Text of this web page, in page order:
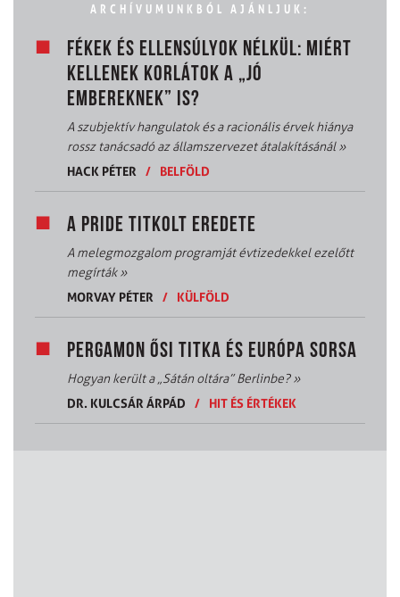
ARCHÍVUMUNKBÓL AJÁNLJUK:
FÉKEK ÉS ELLENSÚLYOK NÉLKÜL: MIÉRT
KELLENEK KORLÁTOK A „JÓ
EMBEREKNEK” IS?
A szubjektív hangulatok és a racionális érvek hiánya
rossz tanácsadó az államszervezet átalakításánál»
HACK PÉTER
/ BELFÖLD
A PRIDE TITKOLT EREDETE
A melegmozgalom programját évtizedekkel ezelőtt
megírták»
MORVAY PÉTER
/ KÜLFÖLD
PERGAMON ŐSI TITKA ÉS EURÓPA SORSA
Hogyan került a „Sátán oltára” Berlinbe?»
DR. KULCSÁR ÁRPÁD
/ HIT ÉS ÉRTÉKEK